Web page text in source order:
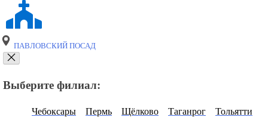
ПАВЛОВСКИЙ ПОСАД
Выберите филиал:
Чебоксары Пермь Щёлково Таганрог
Тольятти